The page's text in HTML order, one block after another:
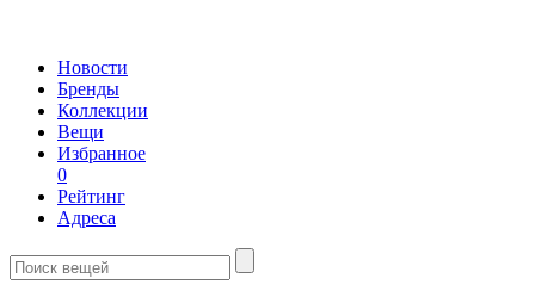
Новости
Бренды
Коллекции
Вещи
Избранное
0
Рейтинг
Адреса